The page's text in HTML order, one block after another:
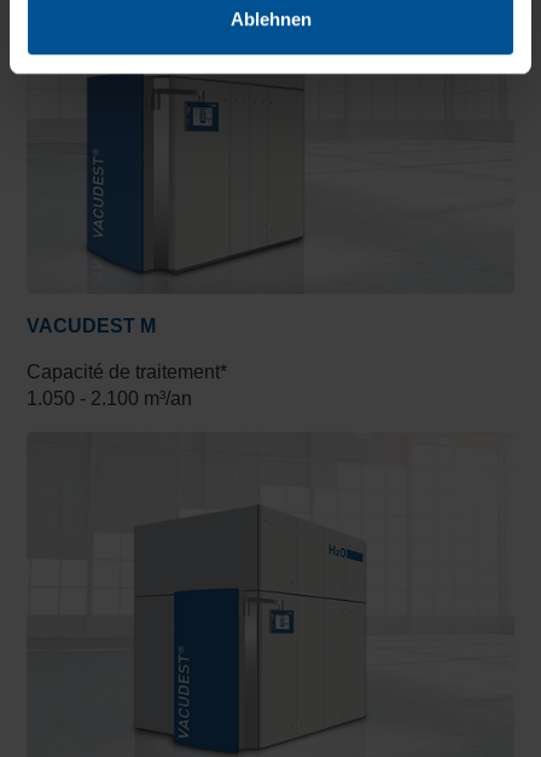
Ablehnen
VACUDEST M
Capacité de traitement*
1.050 - 2.100 m³/an